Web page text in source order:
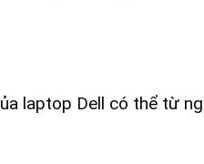
laptop Dell có thể từ